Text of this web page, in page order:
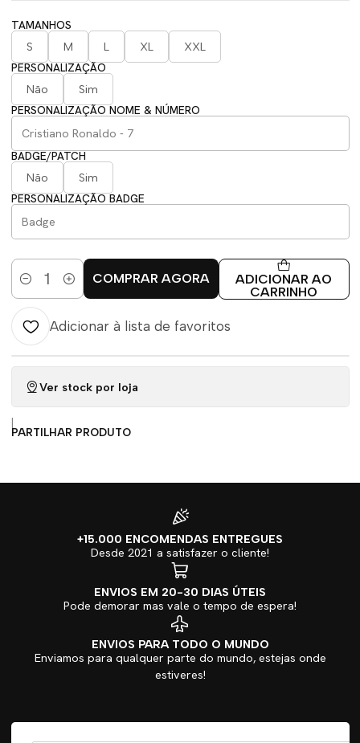
TAMANHOS
S
M L XL
XXL
PERSONALIZAÇÃO
Não
Sim
PERSONALIZAÇÃO NOME & NÚMERO
BADGE/PATCH
Não
Sim
PERSONALIZAÇÃO BADGE
Quantidade
ADICIONAR AO
CARRINHO
COMPRAR AGORA
Adicionar à lista de favoritos
Ver stock por loja
|
PARTILHAR PRODUTO
+15.000 ENCOMENDAS ENTREGUES
Desde 2021 a satisfazer o cliente!
ENVIOS EM 20-30 DIAS ÚTEIS
Pode demorar mas vale o tempo de espera!
ENVIOS PARA TODO O MUNDO
Enviamos para qualquer parte do mundo, estejas onde
estiveres!